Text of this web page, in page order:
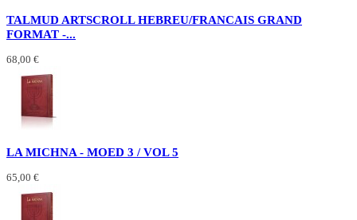
TALMUD ARTSCROLL HEBREU/FRANCAIS GRAND
FORMAT -...
68,00 €
LA MICHNA - MOED 3 / VOL 5
65,00 €